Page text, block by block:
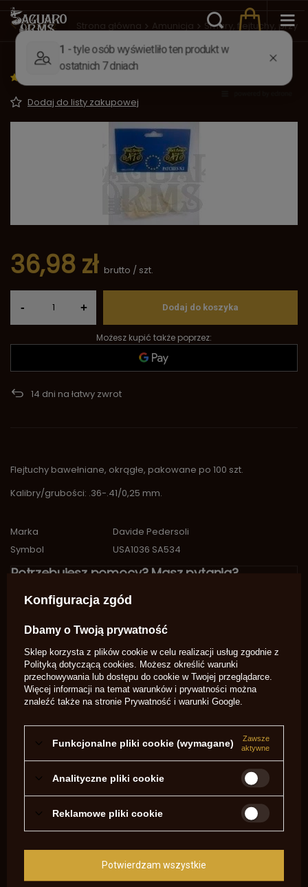
Wstecz Strona główna Amunicja Smary, flejtuchy,
Flejtuchy .36-.41/0,25 mm USA 1036
Dodaj do listy zakupowej
36,98 zł brutto / szt.
- + Dodaj do koszyka
Możesz kupić także poprzez:
14 dni na łatwy zwrot
Flejtuchy bawełniane, okrągłe, pakowane po 100 szt.
Kalibry/grubości: .36-.41/0,25 mm.
Marka
Davide Pedersoli
Symbol
USA1036 SA534
Potrzebujesz pomocy? Masz pytania?
niezwłocznie, najciekawsze pytania i
odpowiedzi publikując dla innych.
OPINIE O FLEJTUCHY .36-.41/0,25 MM USA 1036
5.00
Napisz swoją opinię
Pokaż tylko opinie potwierdzone zakupem
0
Konfiguracja zgód
Dbamy o Twoją prywatność
Sklep korzysta z plików cookie w celu realizacji usług zgodnie z
Polityką dotyczącą cookies . Możesz określić warunki
przechowywania lub dostępu do cookie w Twojej przeglądarce.
Więcej informacji na temat warunków i prywatności można
znaleźć także na stronie Prywatność i warunki Google
Funkcjonalne pliki cookie (wymagane)
Zawsze
aktywne
Analityczne pliki cookie
Reklamowe pliki cookie
Potwierdzam wszystkie